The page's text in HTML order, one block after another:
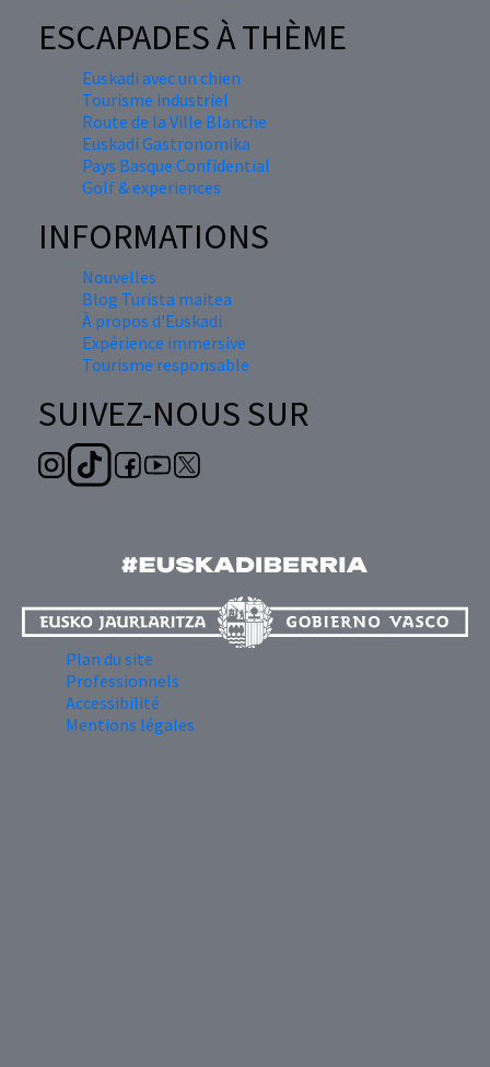
ESCAPADES À THÈME
Euskadi avec un chien
Tourisme industriel
Route de la Ville Blanche
Euskadi Gastronomika
Pays Basque Confidential
Golf & experiences
INFORMATIONS
Nouvelles
Blog Turista maitea
À propos d'Euskadi
Expérience immersive
Tourisme responsable
SUIVEZ-NOUS SUR
Plan du site
Professionnels
Accessibilité
Mentions légales